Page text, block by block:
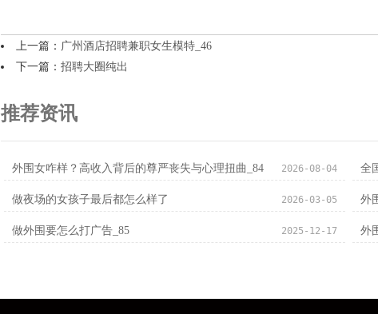
上一篇： 广州酒店招聘兼职女生模特_46
下一篇： 招聘大圈纯出
推荐资讯
外围女咋样？高收入背后的尊严丧失与心理扭曲_84 2026-08-04 全
做夜场的女孩子最后都怎么样了 2026-03-05 外
做外围要怎么打广告_85 2025-12-17 外